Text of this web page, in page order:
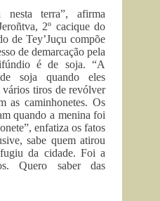
terra”, afirma
2º cacique do
de Tey’Juçu compõe
de demarcação pela
é de soja. “A
soja quando eles
vários tiros de revólver
as caminhonetes. Os
quando a menina foi
enfatiza os fatos
sabe quem atirou
da cidade. Foi a
Quero saber das